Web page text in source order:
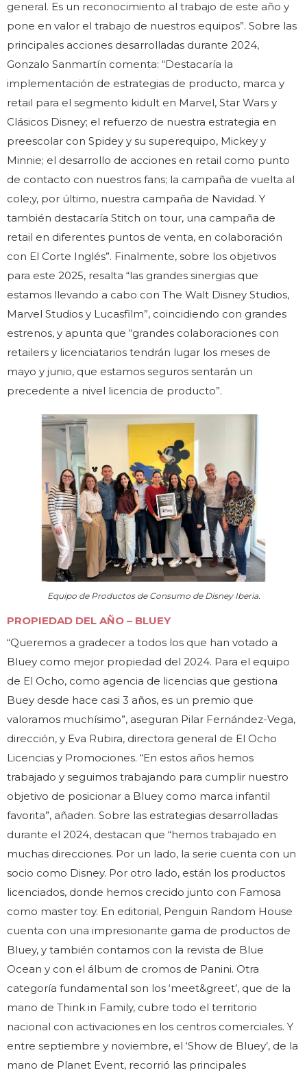
general. Es un reconocimiento al trabajo de este año y
pone en valor el trabajo de nuestros equipos”. Sobre las
principales acciones desarrolladas durante 2024,
Gonzalo Sanmartín comenta: “Destacaría la
implementación de estrategias de producto, marca y
retail para el segmento kidult en Marvel, Star Wars y
Clásicos Disney; el refuerzo de nuestra estrategia en
preescolar con Spidey y su superequipo, Mickey y
Minnie; el desarrollo de acciones en retail como punto
de contacto con nuestros fans; la campaña de vuelta al
cole;y, por último, nuestra campaña de Navidad. Y
también destacaría Stitch on tour, una campaña de
retail en diferentes puntos de venta, en colaboración
con El Corte Inglés”. Finalmente, sobre los objetivos
para este 2025, resalta “las grandes sinergias que
estamos llevando a cabo con The Walt Disney Studios,
Marvel Studios y Lucasfilm”, coincidiendo con grandes
estrenos, y apunta que “grandes colaboraciones con
retailers y licenciatarios tendrán lugar los meses de
mayo y junio, que estamos seguros sentarán un
precedente a nivel licencia de producto”.
Equipo de Productos de Consumo de Disney Iberia.
PROPIEDAD DEL AÑO – BLUEY
“Queremos a gradecer a todos los que han votado a
Bluey como mejor propiedad del 2024. Para el equipo
de El Ocho, como agencia de licencias que gestiona
Buey desde hace casi 3 años, es un premio que
valoramos muchísimo”, aseguran Pilar Fernández-Vega,
dirección, y Eva Rubira, directora general de El Ocho
Licencias y Promociones. “En estos años hemos
trabajado y seguimos trabajando para cumplir nuestro
objetivo de posicionar a Bluey como marca infantil
favorita”, añaden. Sobre las estrategias desarrolladas
durante el 2024, destacan que “hemos trabajado en
muchas direcciones. Por un lado, la serie cuenta con un
socio como Disney. Por otro lado, están los productos
licenciados, donde hemos crecido junto con Famosa
como master toy. En editorial, Penguin Random House
cuenta con una impresionante gama de productos de
Bluey, y también contamos con la revista de Blue
Ocean y con el álbum de cromos de Panini. Otra
categoría fundamental son los ‘meet&greet’, que de la
mano de Think in Family, cubre todo el territorio
nacional con activaciones en los centros comerciales. Y
entre septiembre y noviembre, el ‘Show de Bluey’, de la
mano de Planet Event, recorrió las principales